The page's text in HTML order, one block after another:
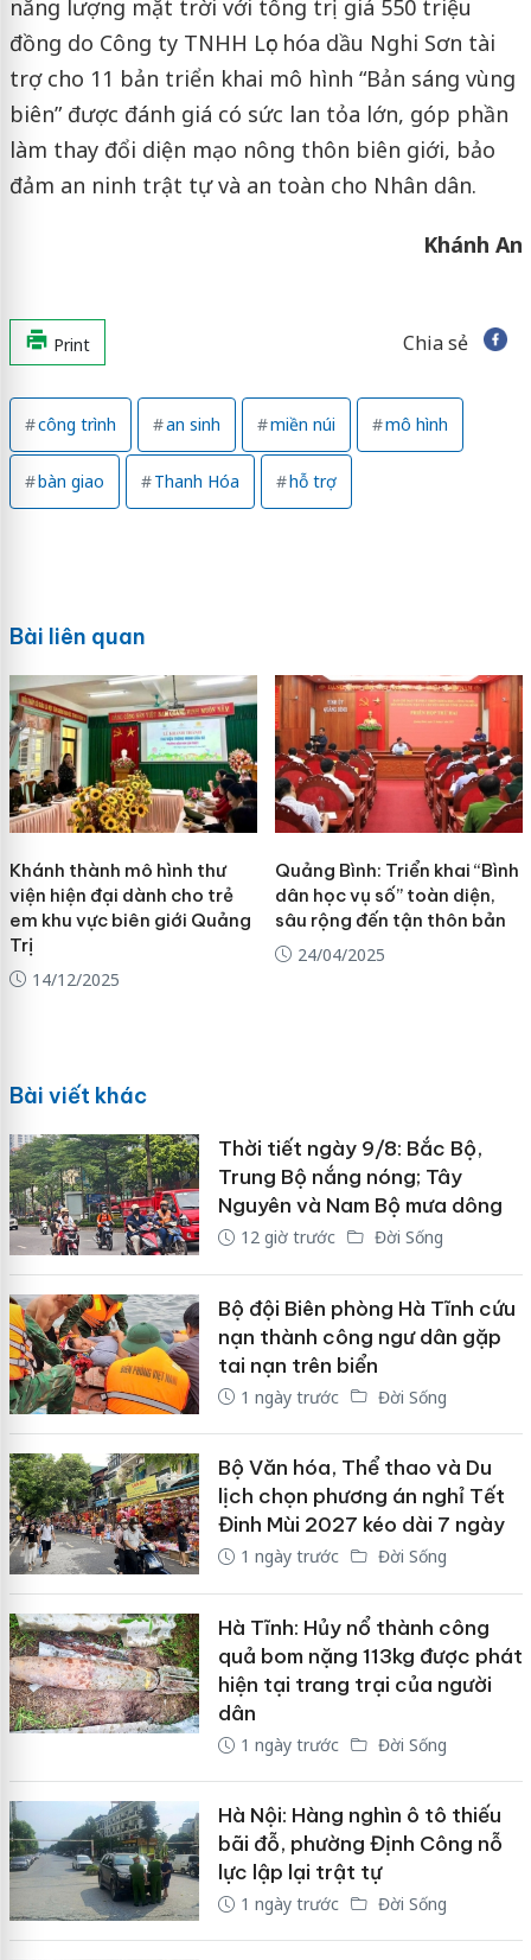
năng lượng mặt trời với tổng trị giá 550 triệu
đồng do Công ty TNHH Lọc hóa dầu Nghi Sơn tài
trợ cho 11 bản triển khai mô hình “Bản sáng vùng
biên” được đánh giá có sức lan tỏa lớn, góp phần
làm thay đổi diện mạo nông thôn biên giới, bảo
đảm an ninh trật tự và an toàn cho Nhân dân.
Khánh An
Print Chia sẻ
công trình an sinh miền núi mô hình
bàn giao Thanh Hóa hỗ trợ
Bài liên quan
Khánh thành mô hình thư
viện hiện đại dành cho trẻ
em khu vực biên giới Quảng
Trị
14/12/2025
Quảng Bình: Triển khai “Bình
dân học vụ số” toàn diện,
sâu rộng đến tận thôn bản
24/04/2025
Bài viết khác
Thời tiết ngày 9/8: Bắc Bộ,
Trung Bộ nắng nóng; Tây
Nguyên và Nam Bộ mưa dông
12 giờ trước Đời Sống
Bộ đội Biên phòng Hà Tĩnh cứu
nạn thành công ngư dân gặp
tai nạn trên biển
1 ngày trước Đời Sống
Bộ Văn hóa, Thể thao và Du
lịch chọn phương án nghỉ Tết
Đinh Mùi 2027 kéo dài 7 ngày
1 ngày trước Đời Sống
Hà Tĩnh: Hủy nổ thành công
quả bom nặng 113kg được phát
hiện tại trang trại của người
dân
1 ngày trước Đời Sống
Hà Nội: Hàng nghìn ô tô thiếu
bãi đỗ, phường Định Công nỗ
lực lập lại trật tự
1 ngày trước Đời Sống